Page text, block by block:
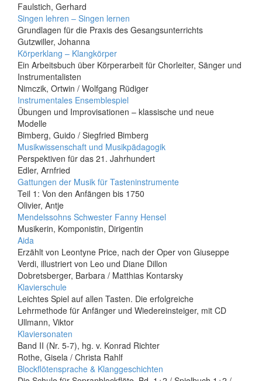
Faulstich, Gerhard
Singen lehren – Singen lernen
Grundlagen für die Praxis des Gesangsunterrichts
Gutzwiller, Johanna
Körperklang – Klangkörper
Ein Arbeitsbuch über Körperarbeit für Chorleiter, Sänger und
Instrumentalisten
Nimczik, Ortwin / Wolfgang Rüdiger
Instrumentales Ensemblespiel
Übungen und Improvisationen – klassische und neue
Modelle
Bimberg, Guido / Siegfried Bimberg
Musikwissenschaft und Musikpädagogik
Perspektiven für das 21. Jahrhundert
Edler, Arnfried
Gattungen der Musik für Tasteninstrumente
Teil 1: Von den Anfängen bis 1750
Olivier, Antje
Mendelssohns Schwester Fanny Hensel
Musikerin, Komponistin, Dirigentin
Aida
Erzählt von Leontyne Price, nach der Oper von Giuseppe
Verdi, illustriert von Leo und Diane Dillon
Dobretsberger, Barbara / Matthias Kontarsky
Klavierschule
Leichtes Spiel auf allen Tasten. Die erfolgreiche
Lehrmethode für Anfänger und Wiedereinsteiger, mit CD
Ullmann, Viktor
Klaviersonaten
Band II (Nr. 5-7), hg. v. Konrad Richter
Rothe, Gisela / Christa Rahlf
Blockflötensprache & Klanggeschichten